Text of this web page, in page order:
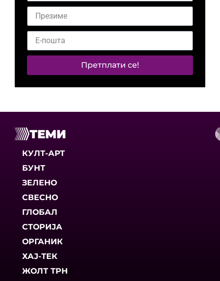
Претплати се!
ТЕМИ
КУЛТ-АРТ
БУНТ
ЗЕЛЕНО
СВЕСНО
ГЛОБАЛ
СТОРИЈА
ОРГАНИК
ХАЈ-ТЕК
ЖОЛТ ТРН